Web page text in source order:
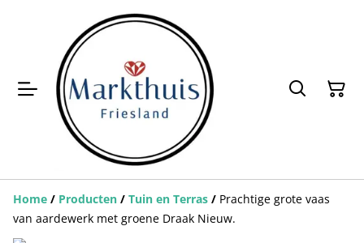
Home / Producten / Tuin en Terras / Prachtige grote vaas
van aardewerk met groene Draak Nieuw.